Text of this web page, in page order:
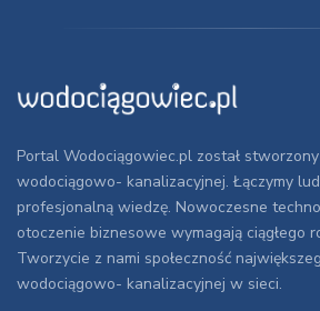
Portal Wodociągowiec.pl został
wodociągowo- kanalizacyjnej. Łączymy
profesjonalną wiedzę. Nowoczesne
otoczenie biznesowe wymagają ciągłego
Tworzycie z nami społeczność
wodociągowo- kanalizacyjnej w sieci.